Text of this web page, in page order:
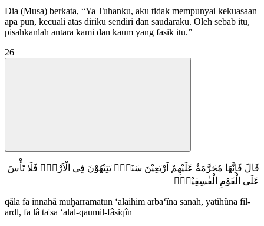
Dia (Musa) berkata, “Ya Tuhanku, aku tidak mempunyai kekuasaan
apa pun, kecuali atas diriku sendiri dan saudaraku. Oleh sebab itu,
pisahkanlah antara kami dan kaum yang fasik itu.”
26
قَالَ فَاِنَّهَا مُحَرَّمَةٌ عَلَيْهِمْ اَرْبَعِيْنَ سَنَةًۚ يَتِيْهُوْنَ فِى الْاَرْضِۗ فَلَا تَأْسَ
عَلَى الْقَوْمِ الْفٰسِقِيْنَࣖ
qâla fa innahâ muḫarramatun ‘alaihim arba‘îna sanah, yatîhûna fil-
ardl, fa lâ ta'sa ‘alal-qaumil-fâsiqîn